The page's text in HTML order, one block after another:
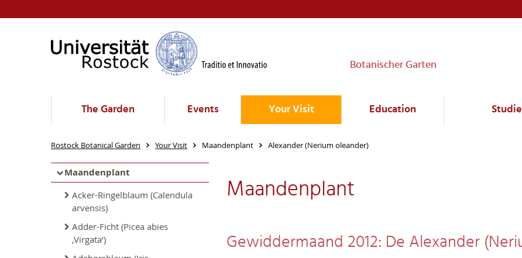
Botanischer Garten
The Garden Events Your Visit Education
Rostock Botanical Garden Your Visit Maandenplant Alexander (Nerium oleander)
Maandenplant
Acker-Ringelblaum (Calendula
arvensis)
Adder-Ficht (Picea abies
‚Virgata‘)
Maandenplant
Gewiddermaand 2012: De Alexander